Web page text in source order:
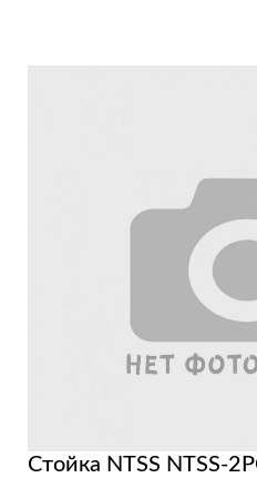
Стойка NTSS NTSS-